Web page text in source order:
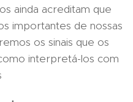
ainda acreditam que
importantes de nossas
os sinais que os
interpretá-los com